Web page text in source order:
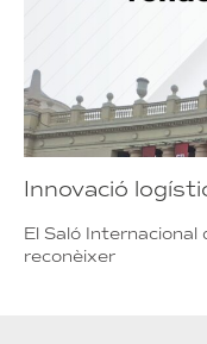
Innovació
El Saló Internacional
reconèixer